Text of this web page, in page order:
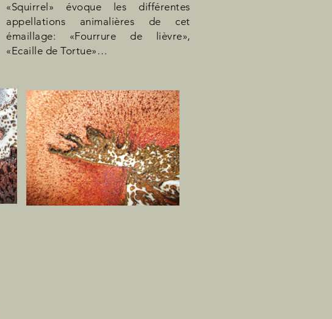
«Squirrel» évoque les différentes
appellations animalières de cet
émaillage: «Fourrure de lièvre»,
«Ecaille de Tortue»…